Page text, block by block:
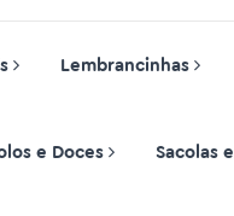
Lembrancinhas
e Doces Sacolas